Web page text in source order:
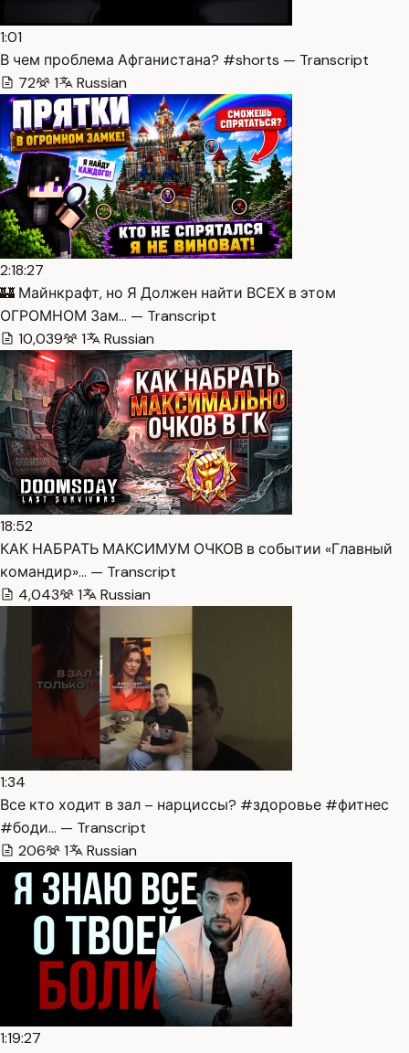
1:01
В чем проблема Афганистана? #shorts — Transcript
72
1 Russian
2:18:27
🏰 Майнкрафт, но Я Должен найти ВСЕХ в этом
ОГРОМНОМ Зам… — Transcript
10,039
1 Russian
18:52
КАК НАБРАТЬ МАКСИМУМ ОЧКОВ в событии «Главный
командир»… — Transcript
4,043
1 Russian
1:34
Все кто ходит в зал – нарциссы? #здоровье #фитнес
#боди… — Transcript
206
1 Russian
1:19:27